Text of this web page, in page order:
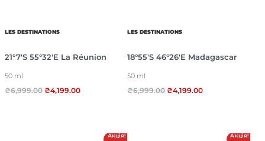
LES DESTINATIONS
21°7′S 55°32′E La Réunion
50 ml
₴6,999.00 ₴4,199.00
LES DESTINATIONS
18°55′S 46°26′E Madagascar
50 ml
₴6,999.00 ₴4,199.00
Акція! Акція!